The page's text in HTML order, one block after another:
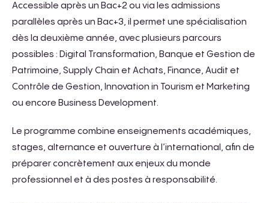
Accessible après un Bac+2 ou via les admissions
parallèles après un Bac+3, il permet une spécialisation
dès la deuxième année, avec plusieurs parcours
possibles : Digital Transformation, Banque et Gestion de
Patrimoine, Supply Chain et Achats, Finance, Audit et
Contrôle de Gestion, Innovation in Tourism et Marketing
ou encore Business Development.
Le programme combine enseignements académiques,
stages, alternance et ouverture à l’international, afin de
préparer concrètement aux enjeux du monde
professionnel et à des postes à responsabilité.